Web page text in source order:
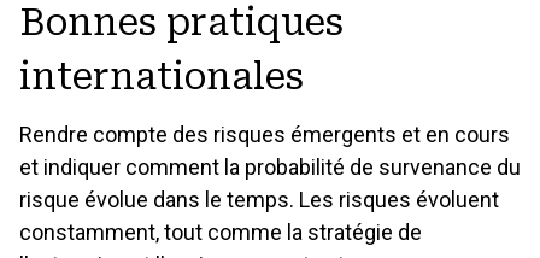
Bonnes pratiques
internationales
Rendre compte des risques émergents et en cours
et indiquer comment la probabilité de survenance du
risque évolue dans le temps. Les risques évoluent
constamment, tout comme la stratégie de